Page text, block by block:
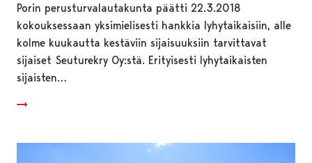
Porin perusturvalautakunta päätti 22.3.2018
kokouksessaan yksimielisesti hankkia lyhytaikaisiin, alle
kolme kuukautta kestäviin sijaisuuksiin tarvittavat
sijaiset Seuturekry Oy:stä. Erityisesti lyhytaikaisten
sijaisten…